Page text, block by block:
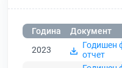
Година
Документ
2023
Годишен
отчет